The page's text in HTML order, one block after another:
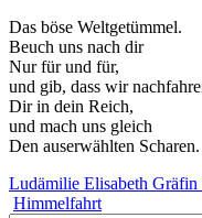
Das böse Weltgetümmel.
Beuch uns nach dir
Nur für und für,
und gib, dass wir
Dir in dein Reich,
und mach uns gleich
Den auserwählten Scharen.
Ludämilie Elisabeth
Himmelfahrt